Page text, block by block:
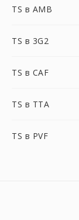
TS в AMB
TS в 3G2
TS в CAF
TS в TTA
TS в PVF